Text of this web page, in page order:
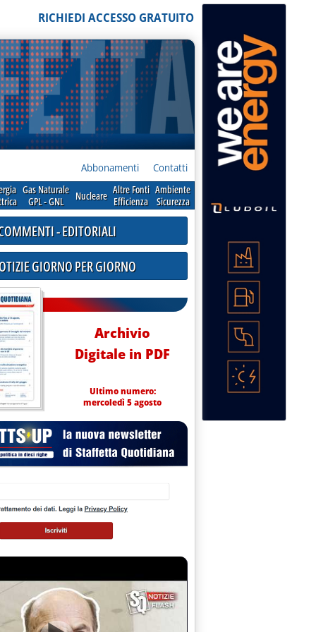
RICHIEDI ACCESSO GRATUITO
Abbonamenti Contatti
Gas Naturale
GPL - GNL
Nucleare Altre Fonti
Efficienza
Ambiente
Sicurezza
- EDITORIALI
GIORNO PER GIORNO
Archivio
Digitale in PDF
Ultimo numero:
mercoledì 5 agosto